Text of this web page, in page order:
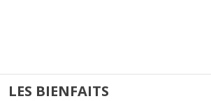
LES BIENFAITS